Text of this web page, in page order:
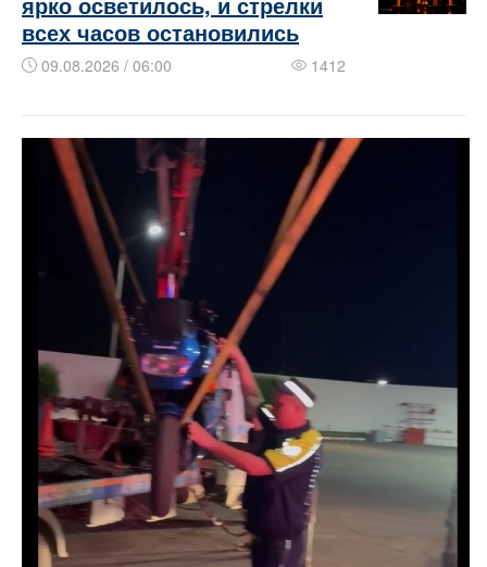
всех часов остановились
09.08.2026 / 06:00 1412